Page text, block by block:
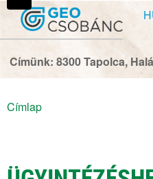
Címünk: 8300 Tapolca,
Magunkról
Kapcsolatok
Címlap